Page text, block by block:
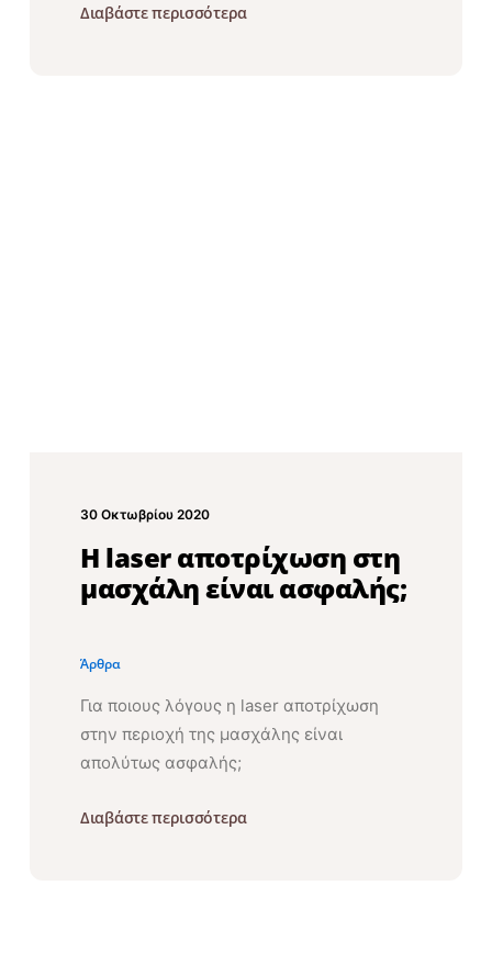
Διαβάστε περισσότερα
30 Οκτωβρίου 2020
Η laser αποτρίχωση στη
μασχάλη είναι ασφαλής;
Άρθρα
Για ποιους λόγους η laser αποτρίχωση
στην περιοχή της μασχάλης είναι
απολύτως ασφαλής;
Διαβάστε περισσότερα